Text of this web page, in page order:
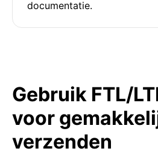
documentatie.
Gebruik FTL/
voor
verzenden